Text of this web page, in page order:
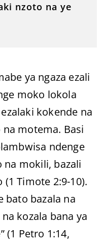
nzoto na ye
ya ngaza ezali
moko lokola
kokende na
motema. Basi
ndenge
na mokili, bazali
Timote 2:9-10).
bato bazala na
kozala bana ya
(1 Petro 1:14,